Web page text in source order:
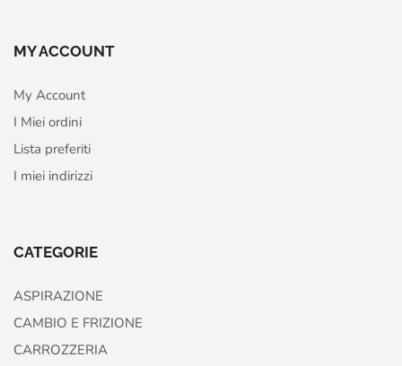
MY ACCOUNT
My Account
I Miei ordini
Lista preferiti
I miei indirizzi
CATEGORIE
ASPIRAZIONE
CAMBIO E FRIZIONE
CARROZZERIA